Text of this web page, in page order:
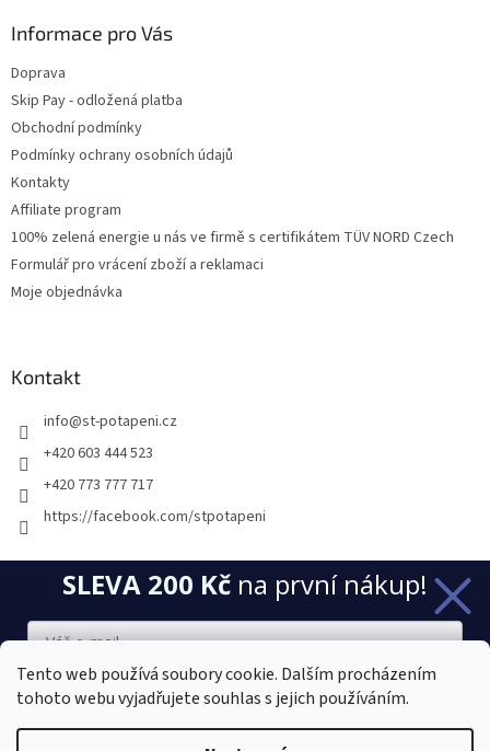
Tento web používá soubory cookie. Dalším procházením
tohoto webu vyjadřujete souhlas s jejich používáním.
Informace pro Vás
Doprava
Skip Pay - odložená platba
Obchodní podmínky
Podmínky ochrany osobních údajů
Kontakty
Affiliate program
100% zelená energie u nás ve firmě s certifikátem TÜV NORD Czech
Formulář pro vrácení zboží a reklamaci
Moje objednávka
Kontakt
info@st-potapeni.cz
+420 603 444 523
+420 773 777 717
https://facebook.com/stpotapeni
Přijímáme online platby
SLEVA 200 Kč na první nákup!
Chci novinky a slevu